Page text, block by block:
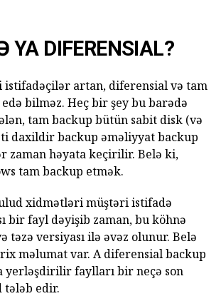
YA DIFERENSIAL?
istifadəçilər artan, diferensial və tam
bilməz. Heç bir şey bu barədə
tam backup bütün sabit disk (və
daxildir backup əməliyyat backup
zaman həyata keçirilir. Belə ki,
tam backup etmək.
xidmətləri müştəri istifadə
bir fayl dəyişib zaman, bu köhnə
təzə versiyası ilə əvəz olunur. Belə
məlumat var. A diferensial backup
yerləşdirilir faylları bir neçə son
tələb edir.